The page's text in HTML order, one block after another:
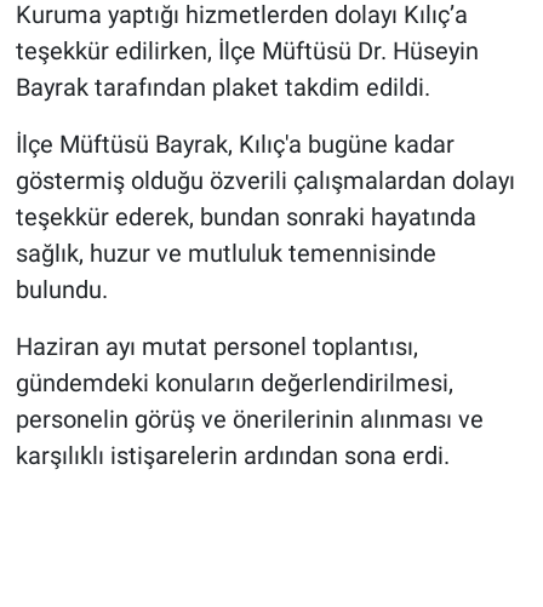
Kuruma yaptığı hizmetlerden dolayı Kılıç’a
teşekkür edilirken, İlçe Müftüsü Dr. Hüseyin
Bayrak tarafından plaket takdim edildi.
İlçe Müftüsü Bayrak, Kılıç'a bugüne kadar
göstermiş olduğu özverili çalışmalardan dolayı
teşekkür ederek, bundan sonraki hayatında
sağlık, huzur ve mutluluk temennisinde
bulundu.
Haziran ayı mutat personel toplantısı,
gündemdeki konuların değerlendirilmesi,
personelin görüş ve önerilerinin alınması ve
karşılıklı istişarelerin ardından sona erdi.